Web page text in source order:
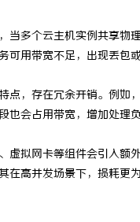
当多个云主机实例共享
可用带宽不足，出现丢包
点，存在冗余开销。例
也会占用带宽，增加处理
虚拟网卡等组件会引入
在高并发场景下，损耗更